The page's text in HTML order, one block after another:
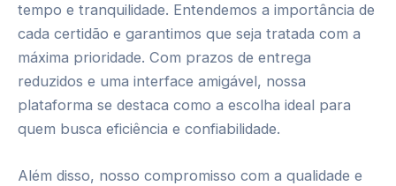
tempo e tranquilidade. Entendemos a importância de
cada certidão e garantimos que seja tratada com a
máxima prioridade. Com prazos de entrega
reduzidos e uma interface amigável, nossa
plataforma se destaca como a escolha ideal para
quem busca eficiência e confiabilidade.
Além disso, nosso compromisso com a qualidade e